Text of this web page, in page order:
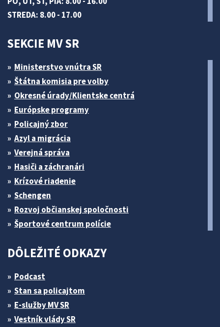
STREDA: 8.00 - 17.00
SEKCIE MV SR
Ministerstvo vnútra SR
Štátna komisia pre volby
Okresné úrady/Klientske centrá
Európske programy
Policajný zbor
Azyl a migrácia
Verejná správa
Hasiči a záchranári
Krízové riadenie
Schengen
Rozvoj občianskej spoločnosti
Športové centrum polície
DÔLEŽITÉ ODKAZY
Podcast
Stan sa policajtom
E-služby MV SR
Vestník vlády SR